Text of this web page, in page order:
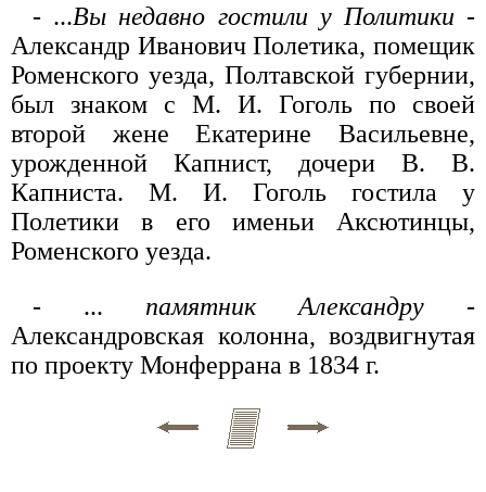
- ...Вы недавно гостили у Политики-
Александр Иванович Полетика, помещик
Роменского уезда, Полтавской губернии,
был знаком с М. И. Гоголь по своей
второй жене Екатерине Васильевне,
урожденной Капнист, дочери В. В.
Капниста. М. И. Гоголь гостила у
Полетики в его именьи Аксютинцы,
Роменского уезда.
- ... памятник Александру -
Александровская колонна, воздвигнутая
по проекту Монферрана в 1834 г.